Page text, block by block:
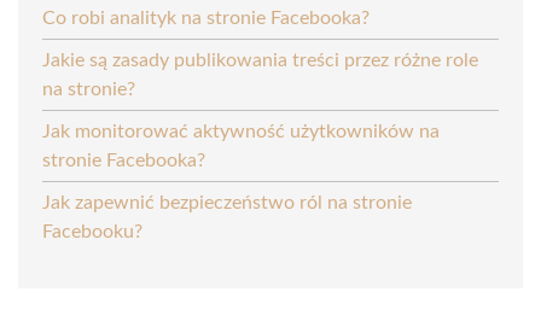
Co robi analityk na stronie Facebooka?
Jakie są zasady publikowania treści przez różne role
na stronie?
Jak monitorować aktywność użytkowników na
stronie Facebooka?
Jak zapewnić bezpieczeństwo ról na stronie
Facebooku?